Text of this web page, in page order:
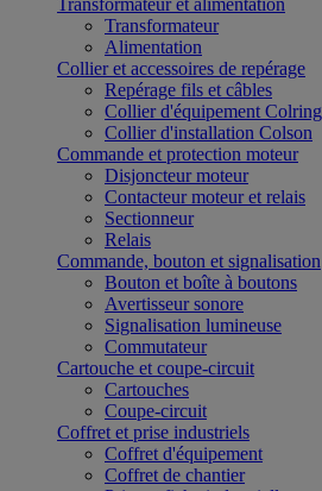
Transformateur et alimentation
Transformateur
Alimentation
Collier et accessoires de repérage
Repérage fils et câbles
Collier d'équipement Colring
Collier d'installation Colson
Commande et protection moteur
Disjoncteur moteur
Contacteur moteur et relais
Sectionneur
Relais
Commande, bouton et signalisation
Bouton et boîte à boutons
Avertisseur sonore
Signalisation lumineuse
Commutateur
Cartouche et coupe-circuit
Cartouches
Coupe-circuit
Coffret et prise industriels
Coffret d'équipement
Coffret de chantier